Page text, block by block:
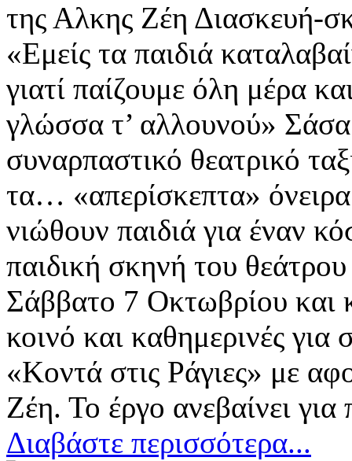
της Αλκης Ζέη Διασκευή-
«Εμείς τα παιδιά
γιατί παίζουμε όλη μέρα
γλώσσα τ’ αλλουνού»
συναρπαστικό θεατρικό
τα… «απερίσκεπτα»
νιώθουν παιδιά για έναν
παιδική σκηνή του
Σάββατο 7 Οκτωβρίου και
κοινό και καθημερινές για
«Κοντά στις Ράγιες» με
Ζέη. Το έργο ανεβαίνει
Διαβάστε περισσότερα...